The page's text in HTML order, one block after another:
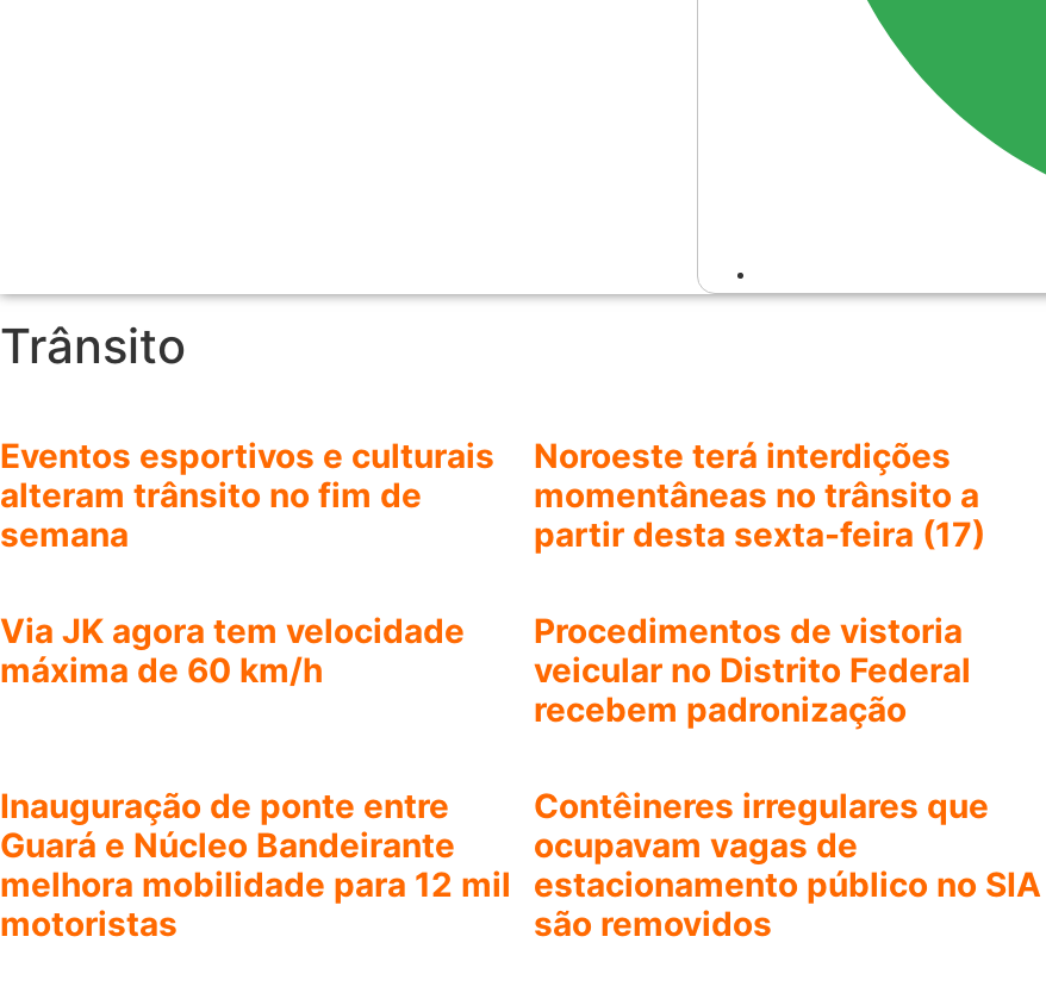
Trânsito
Eventos esportivos e culturais
alteram trânsito no fim de
semana
Noroeste terá interdições
momentâneas no trânsito a
partir desta sexta-feira (17)
Via JK agora tem velocidade
máxima de 60 km/h
Procedimentos de vistoria
veicular no Distrito Federal
recebem padronização
Inauguração de ponte entre
Guará e Núcleo Bandeirante
melhora mobilidade para 12 mil
motoristas
Contêineres irregulares que
ocupavam vagas de
estacionamento público no SIA
são removidos